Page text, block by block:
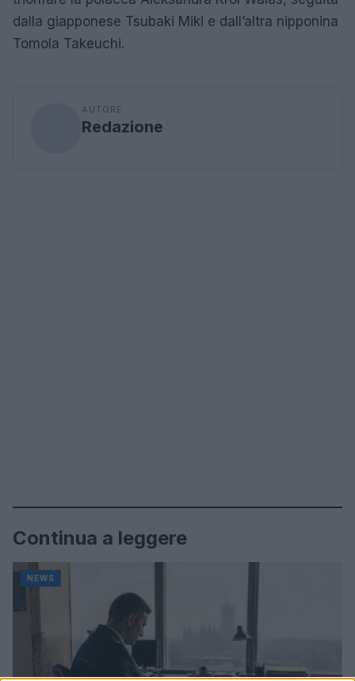
dalla giapponese Tsubaki Miki e dall’altra nipponina
Tomola Takeuchi.
AUTORE
Redazione
Continua a leggere
NEWS